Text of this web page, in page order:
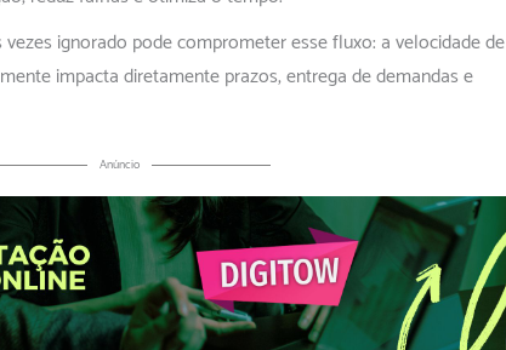
ignorado pode comprometer esse fluxo: a velocidade de
impacta diretamente prazos, entrega de demandas e
Anúncio